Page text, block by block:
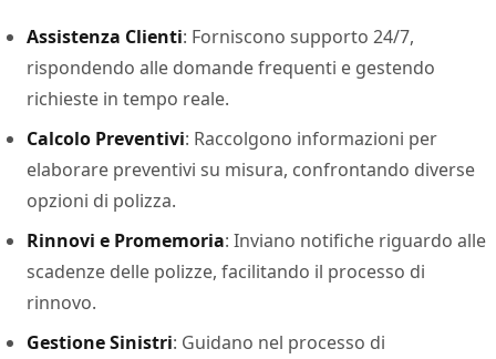
Assistenza Clienti: Forniscono supporto 24/7,
rispondendo alle domande frequenti e gestendo
richieste in tempo reale.
Calcolo Preventivi: Raccolgono informazioni per
elaborare preventivi su misura, confrontando diverse
opzioni di polizza.
Rinnovi e Promemoria: Inviano notifiche riguardo alle
scadenze delle polizze, facilitando il processo di
rinnovo.
Gestione Sinistri: Guidano nel processo di